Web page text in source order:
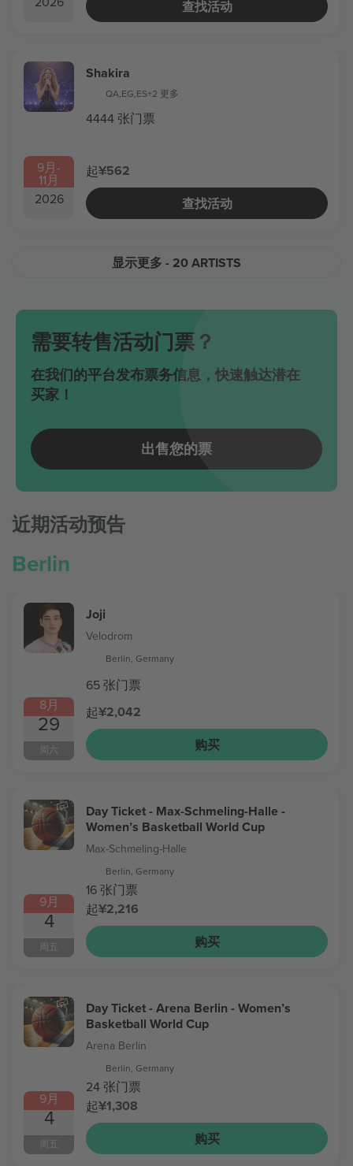
查找活动
9月-
11月
2026
Shakira
QA,EG,ES+2 更多
4444 张门票
起¥562
查找活动
显示更多 - 20 ARTISTS
需要转售活动门票？
在我们的平台发布票务信息，快速触达潜在
买家！
出售您的票
近期活动预告
Berlin
8月
29
周六
Joji
Velodrom
Berlin, Germany
65 张门票
起¥2,042
购买
9月
4
周五
Day Ticket - Max-Schmeling-Halle -
Women’s Basketball World Cup
Max-Schmeling-Halle
Berlin, Germany
16 张门票
起¥2,216
购买
9月
4
周五
Day Ticket - Arena Berlin - Women’s
Basketball World Cup
Arena Berlin
Berlin, Germany
24 张门票
起¥1,308
购买